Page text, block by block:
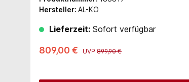
Hersteller: AL-KO
Lieferzeit: Sofort verfügbar
809,00 € UVP 899,90 €